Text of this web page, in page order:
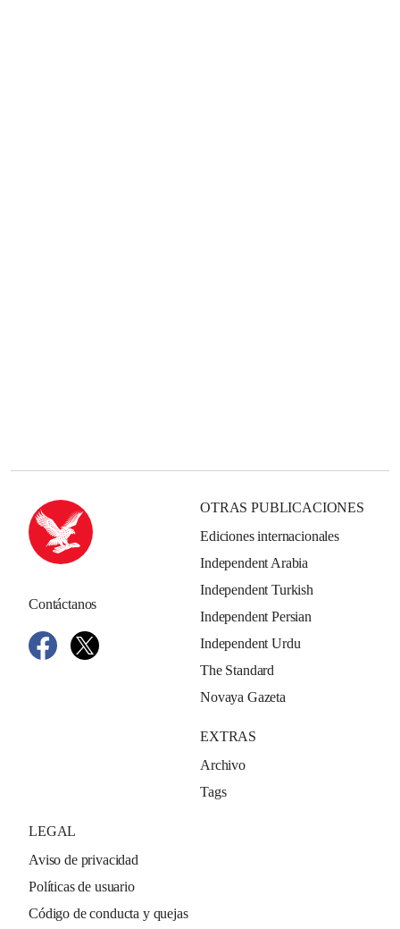
Contáctanos
OTRAS PUBLICACIONES
Ediciones internacionales
Independent Arabia
Independent Turkish
Independent Persian
Independent Urdu
The Standard
Novaya Gazeta
EXTRAS
Archivo
Tags
LEGAL
Aviso de privacidad
Políticas de usuario
Código de conducta y quejas